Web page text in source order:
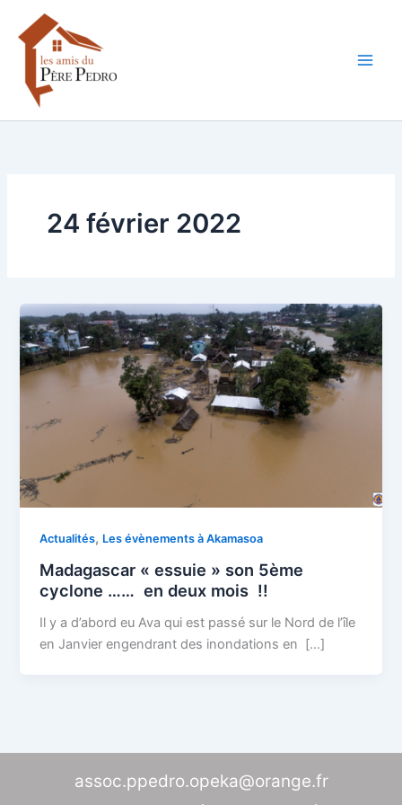
contenu
24 février 2022
Actualités, Les évènements à Akamasoa
Madagascar « essuie » son 5ème
cyclone …… en deux mois !!
Il y a d’abord eu Ava qui est passé sur le Nord de l’île
en Janvier engendrant des inondations en […]
assoc.ppedro.opeka@orange.fr